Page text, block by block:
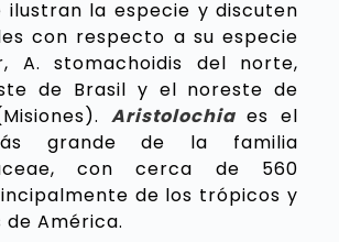
ilustran la especie y discuten
con respecto a su especie
A. stomachoidis del norte,
de Brasil y el noreste de
Aristolochiaes el
grande de la familia
con cerca de 560
de los trópicos y
América.